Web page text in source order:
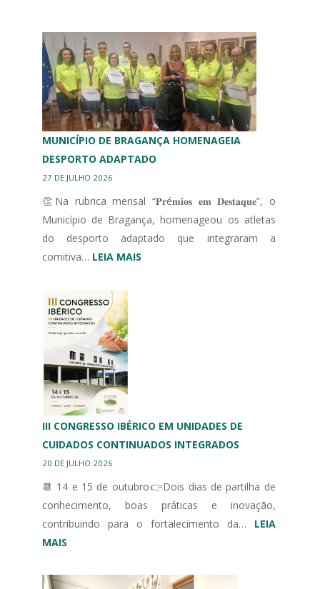
MUNICÍPIO DE BRAGANÇA HOMENAGEIA
DESPORTO ADAPTADO
27 DE JULHO 2026
👏Na rubrica mensal “𝐏𝐫é𝐦𝐢𝐨𝐬 𝐞𝐦 𝐃𝐞𝐬𝐭𝐚𝐪𝐮𝐞”, o
Município de Bragança, homenageou os atletas
do desporto adaptado que integraram a
comitiva… LEIA MAIS:
III CONGRESSO IBÉRICO EM UNIDADES DE
CUIDADOS CONTINUADOS INTEGRADOS
20 DE JULHO 2026
📆 14 e 15 de outubro👉Dois dias de partilha de
conhecimento, boas práticas e inovação,
contribuindo para o fortalecimento da… LEIA
MAIS:
CONGRESSO